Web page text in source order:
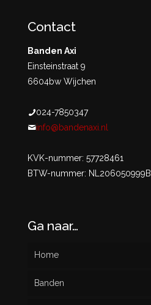
Contact
Banden Axi
Einsteinstraat 9
6604bw Wijchen
024-7850347
info@bandenaxi.nl
KVK-nummer: 57728461
BTW-nummer:
Ga naar…
Home
Banden